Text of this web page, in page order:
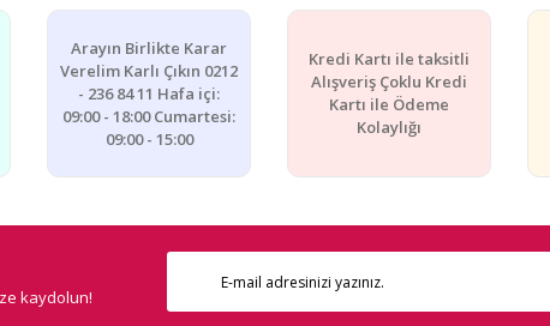
Arayın Birlikte Karar
Verelim Karlı Çıkın 0212
- 236 84 11 Hafa içi:
09:00 - 18:00 Cumartesi:
09:00 - 15:00
Kredi Kartı ile taksitli
Alışveriş Çoklu Kredi
Kartı ile Ödeme
Kolaylığı
kaydolun!